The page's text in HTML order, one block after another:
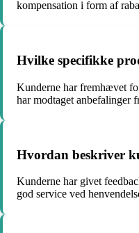
kompensation i form af
Hvilke specifikke
Kunderne har fremhævet
har modtaget anbefalinger
Hvordan beskriver
Kunderne har givet
god service ved